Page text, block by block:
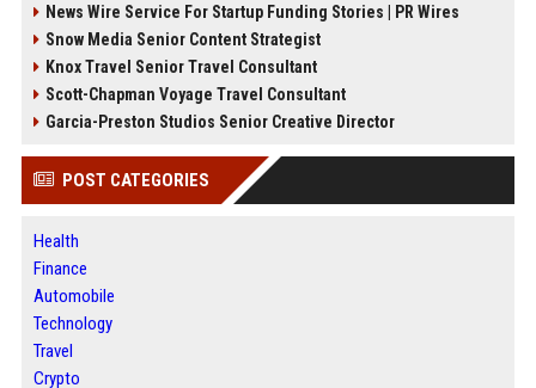
News Wire Service For Startup Funding Stories | PR Wires
Snow Media Senior Content Strategist
Knox Travel Senior Travel Consultant
Scott-Chapman Voyage Travel Consultant
Garcia-Preston Studios Senior Creative Director
POST CATEGORIES
Health
Finance
Automobile
Technology
Travel
Crypto